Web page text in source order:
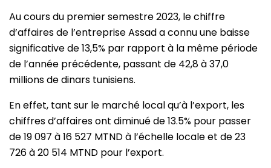
Au cours du premier semestre 2023, le chiffre
d’affaires de l’entreprise Assad a connu une baisse
significative de 13,5% par rapport à la même période
de l’année précédente, passant de 42,8 à 37,0
millions de dinars tunisiens.
En effet, tant sur le marché local qu’à l’export, les
chiffres d’affaires ont diminué de 13.5% pour passer
de 19 097 à 16 527 MTND à l’échelle locale et de 23
726 à 20 514 MTND pour l’export.